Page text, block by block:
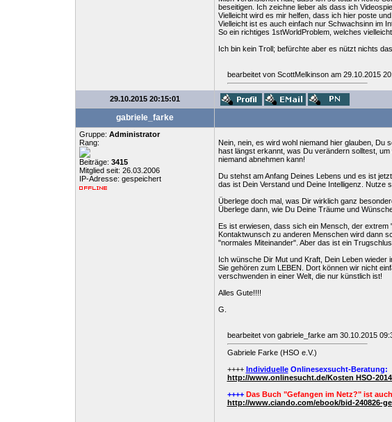
beseitigen. Ich zeichne lieber als dass ich
Vielleicht wird es mir helfen, dass ich hier poste
Vielleicht ist es auch einfach nur Schwachsinn im
So ein richtiges 1stWorldProblem, welches
Ich bin kein Troll; befürchte aber es nützt nichts
bearbeitet von ScottMelkinson am 29.10.2015
29.10.2015 20:15:01
gabriele_farke
Gruppe: Administrator
Rang:
Beiträge: 3415
Mitglied seit: 26.03.2006
IP-Adresse: gespeichert
Nein, nein, es wird wohl niemand hier glauben, Du
hast längst erkannt, was Du verändern solltest,
niemand abnehmen kann!
Du stehst am Anfang Deines Lebens und es ist
das ist Dein Verstand und Deine Intelligenz. Nutze
Überlege doch mal, was Dir wirklich ganz
Überlege dann, wie Du Deine Träume und
Es ist erwiesen, dass sich ein Mensch, der extrem
Kontaktwunsch zu anderen Menschen wird dann
"normales Miteinander". Aber das ist ein
Ich wünsche Dir Mut und Kraft, Dein Leben
Sie gehören zum LEBEN. Dort können wir nicht
verschwenden in einer Welt, die nur künstlich ist!
Alles Gute!!!!
G.
bearbeitet von gabriele_farke am 30.10.2015
Gabriele Farke (HSO e.V.)
++++ IndividuelleOnlinesexsucht-Beratung:
http://www.onlinesucht.de/Kosten HSO-
++++ Das Buch "Gefangen im Netz?" ist
http://www.ciando.com/ebook/bid-240826-